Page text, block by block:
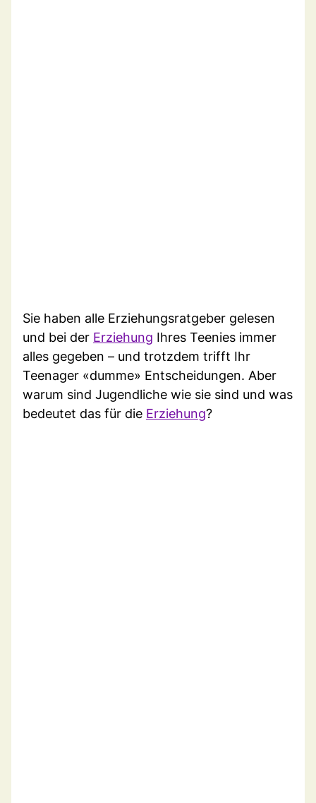
Sie haben alle Erziehungsratgeber gelesen
und bei der Erziehung Ihres Teenies immer
alles gegeben – und trotzdem trifft Ihr
Teenager «dumme» Entscheidungen. Aber
warum sind Jugendliche wie sie sind und was
bedeutet das für die Erziehung?